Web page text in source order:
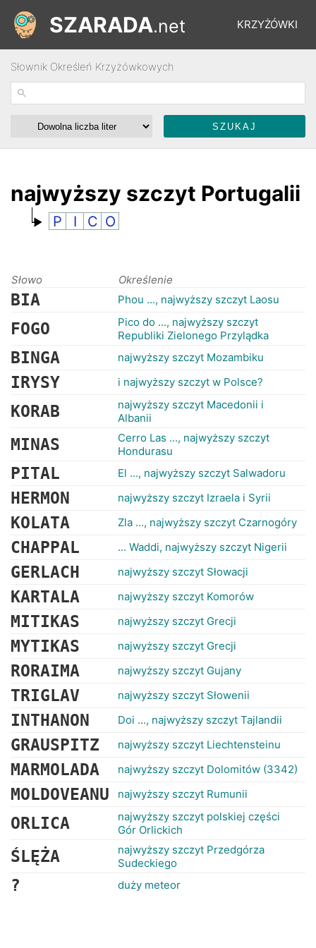
KRZYŻÓWKI
ŁAMIGŁÓWKI
RANKINGI
SZARADA.net
Słownik Określeń Krzyżówkowych
najwyższy szczyt Portugalii
P I C O
Słowo Określenie
BIA Phou ..., najwyższy szczyt Laosu
FOGO
Pico do ..., najwyższy szczyt
Republiki Zielonego Przylądka
BINGA najwyższy szczyt Mozambiku
IRYSY i najwyższy szczyt w Polsce?
KORAB
najwyższy szczyt Macedonii i
Albanii
MINAS
Cerro Las ..., najwyższy szczyt
Hondurasu
PITAL El ..., najwyższy szczyt Salwadoru
HERMON najwyższy szczyt Izraela i Syrii
KOLATA Zla ..., najwyższy szczyt Czarnogóry
CHAPPAL ... Waddi, najwyższy szczyt Nigerii
GERLACH najwyższy szczyt Słowacji
KARTALA najwyższy szczyt Komorów
MITIKAS najwyższy szczyt Grecji
MYTIKAS najwyższy szczyt Grecji
RORAIMA najwyższy szczyt Gujany
TRIGLAV najwyższy szczyt Słowenii
INTHANON Doi ..., najwyższy szczyt Tajlandii
GRAUSPITZ najwyższy szczyt Liechtensteinu
MARMOLADA najwyższy szczyt Dolomitów (3342)
MOLDOVEANU najwyższy szczyt Rumunii
ORLICA
najwyższy szczyt polskiej części
Gór Orlickich
ŚLĘŻA
najwyższy szczyt Przedgórza
Sudeckiego
? duży meteor